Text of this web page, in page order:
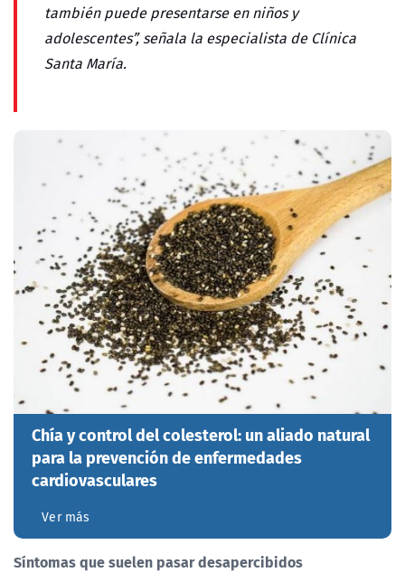
también puede presentarse en niños y
adolescentes”, señala la especialista de Clínica
Santa María.
Chía y control del colesterol: un aliado natural
para la prevención de enfermedades
cardiovasculares
Ver más
Síntomas que suelen pasar desapercibidos